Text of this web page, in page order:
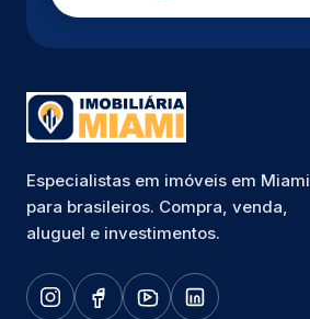
Especialistas em imóveis em Miami
para brasileiros. Compra, venda,
aluguel e investimentos.